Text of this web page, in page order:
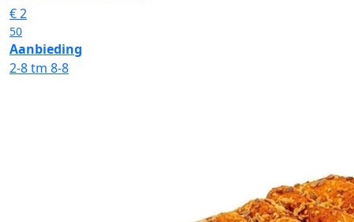
€2
50
Aanbieding
2-8 tm 8-8